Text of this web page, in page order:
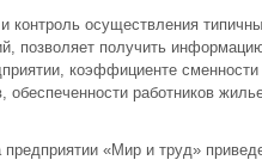
контроль осуществления
позволяет получить
коэффициенте сменности
обеспеченности работников
предприятии «Мир и труд»